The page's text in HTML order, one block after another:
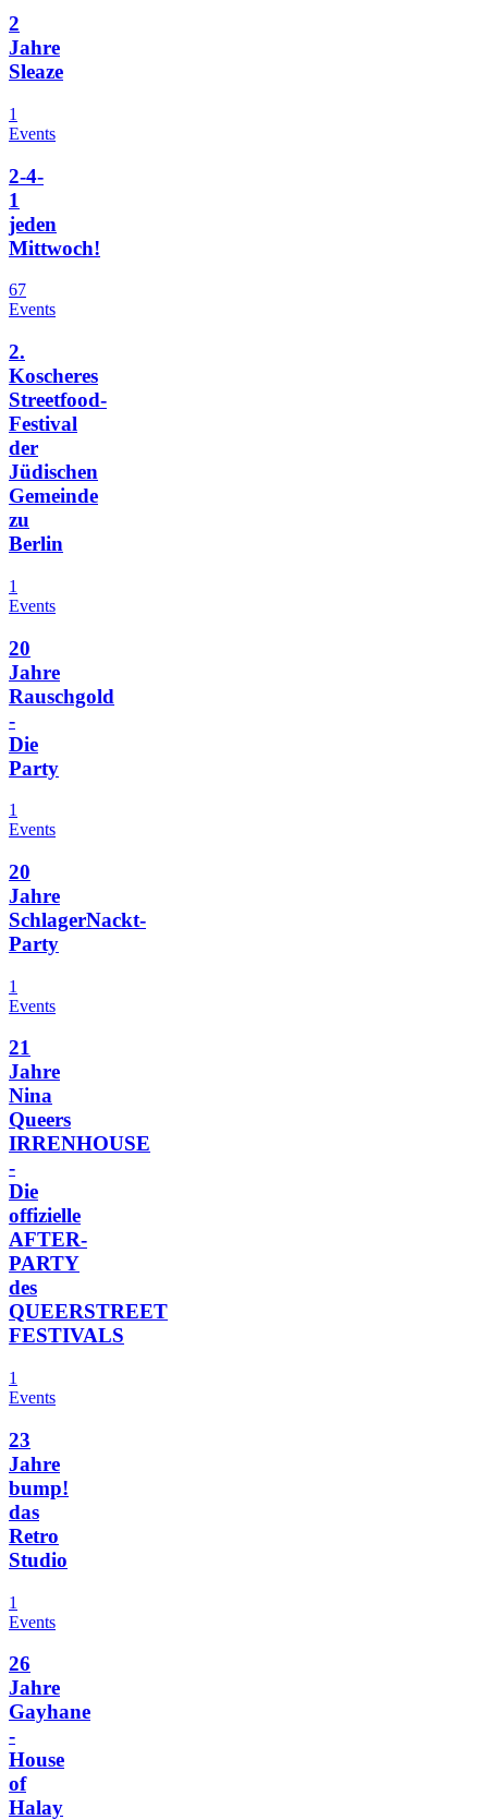
2
Jahre
Sleaze
1
Events
2-4-
1
jeden
Mittwoch!
67
Events
2.
Koscheres
Streetfood-
Festival
der
Jüdischen
Gemeinde
zu
Berlin
1
Events
20
Jahre
Rauschgold
-
Die
Party
1
Events
20
Jahre
SchlagerNackt-
Party
1
Events
21
Jahre
Nina
Queers
IRRENHOUSE
-
Die
offizielle
AFTER-
PARTY
des
QUEERSTREET
FESTIVALS
1
Events
23
Jahre
bump!
das
Retro
Studio
1
Events
26
Jahre
Gayhane
-
House
of
Halay